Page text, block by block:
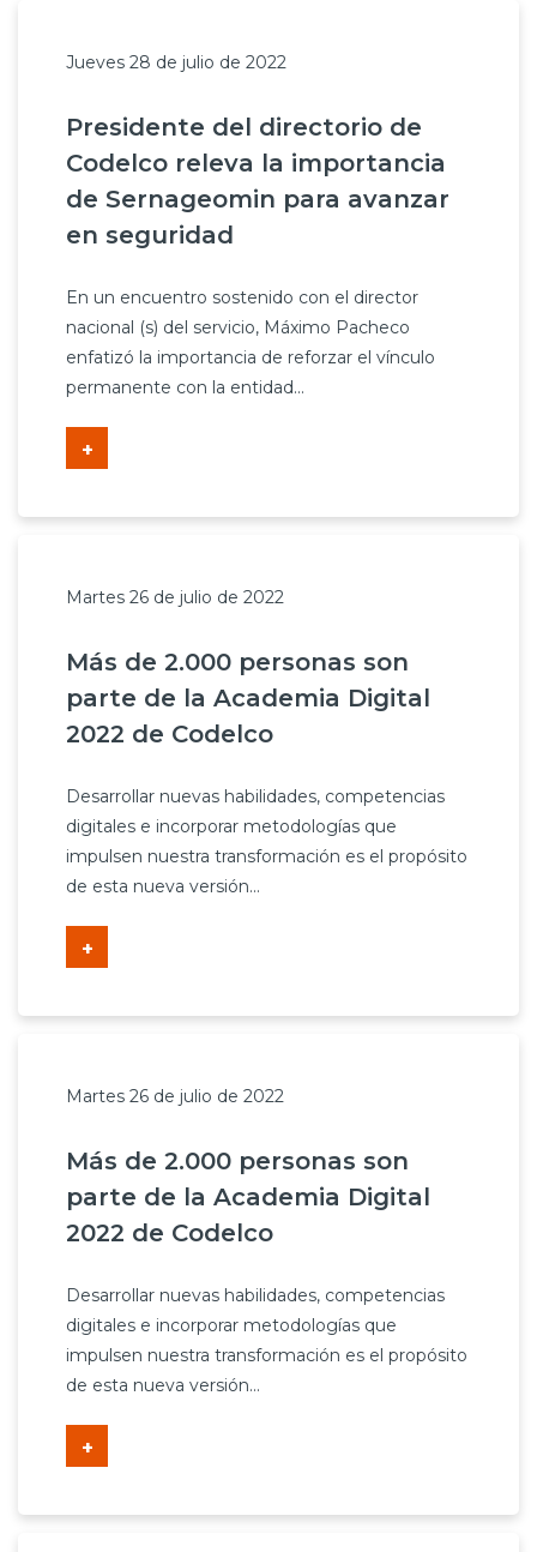
Jueves 28 de julio de 2022
Presidente del directorio de
Codelco releva la importancia
de Sernageomin para avanzar
en seguridad
En un encuentro sostenido con el director
nacional (s) del servicio, Máximo Pacheco
enfatizó la importancia de reforzar el vínculo
permanente con la entidad...
+
Martes 26 de julio de 2022
Más de 2.000 personas son
parte de la Academia Digital
2022 de Codelco
Desarrollar nuevas habilidades, competencias
digitales e incorporar metodologías que
impulsen nuestra transformación es el propósito
de esta nueva versión...
+
Martes 26 de julio de 2022
Más de 2.000 personas son
parte de la Academia Digital
2022 de Codelco
Desarrollar nuevas habilidades, competencias
digitales e incorporar metodologías que
impulsen nuestra transformación es el propósito
de esta nueva versión...
+